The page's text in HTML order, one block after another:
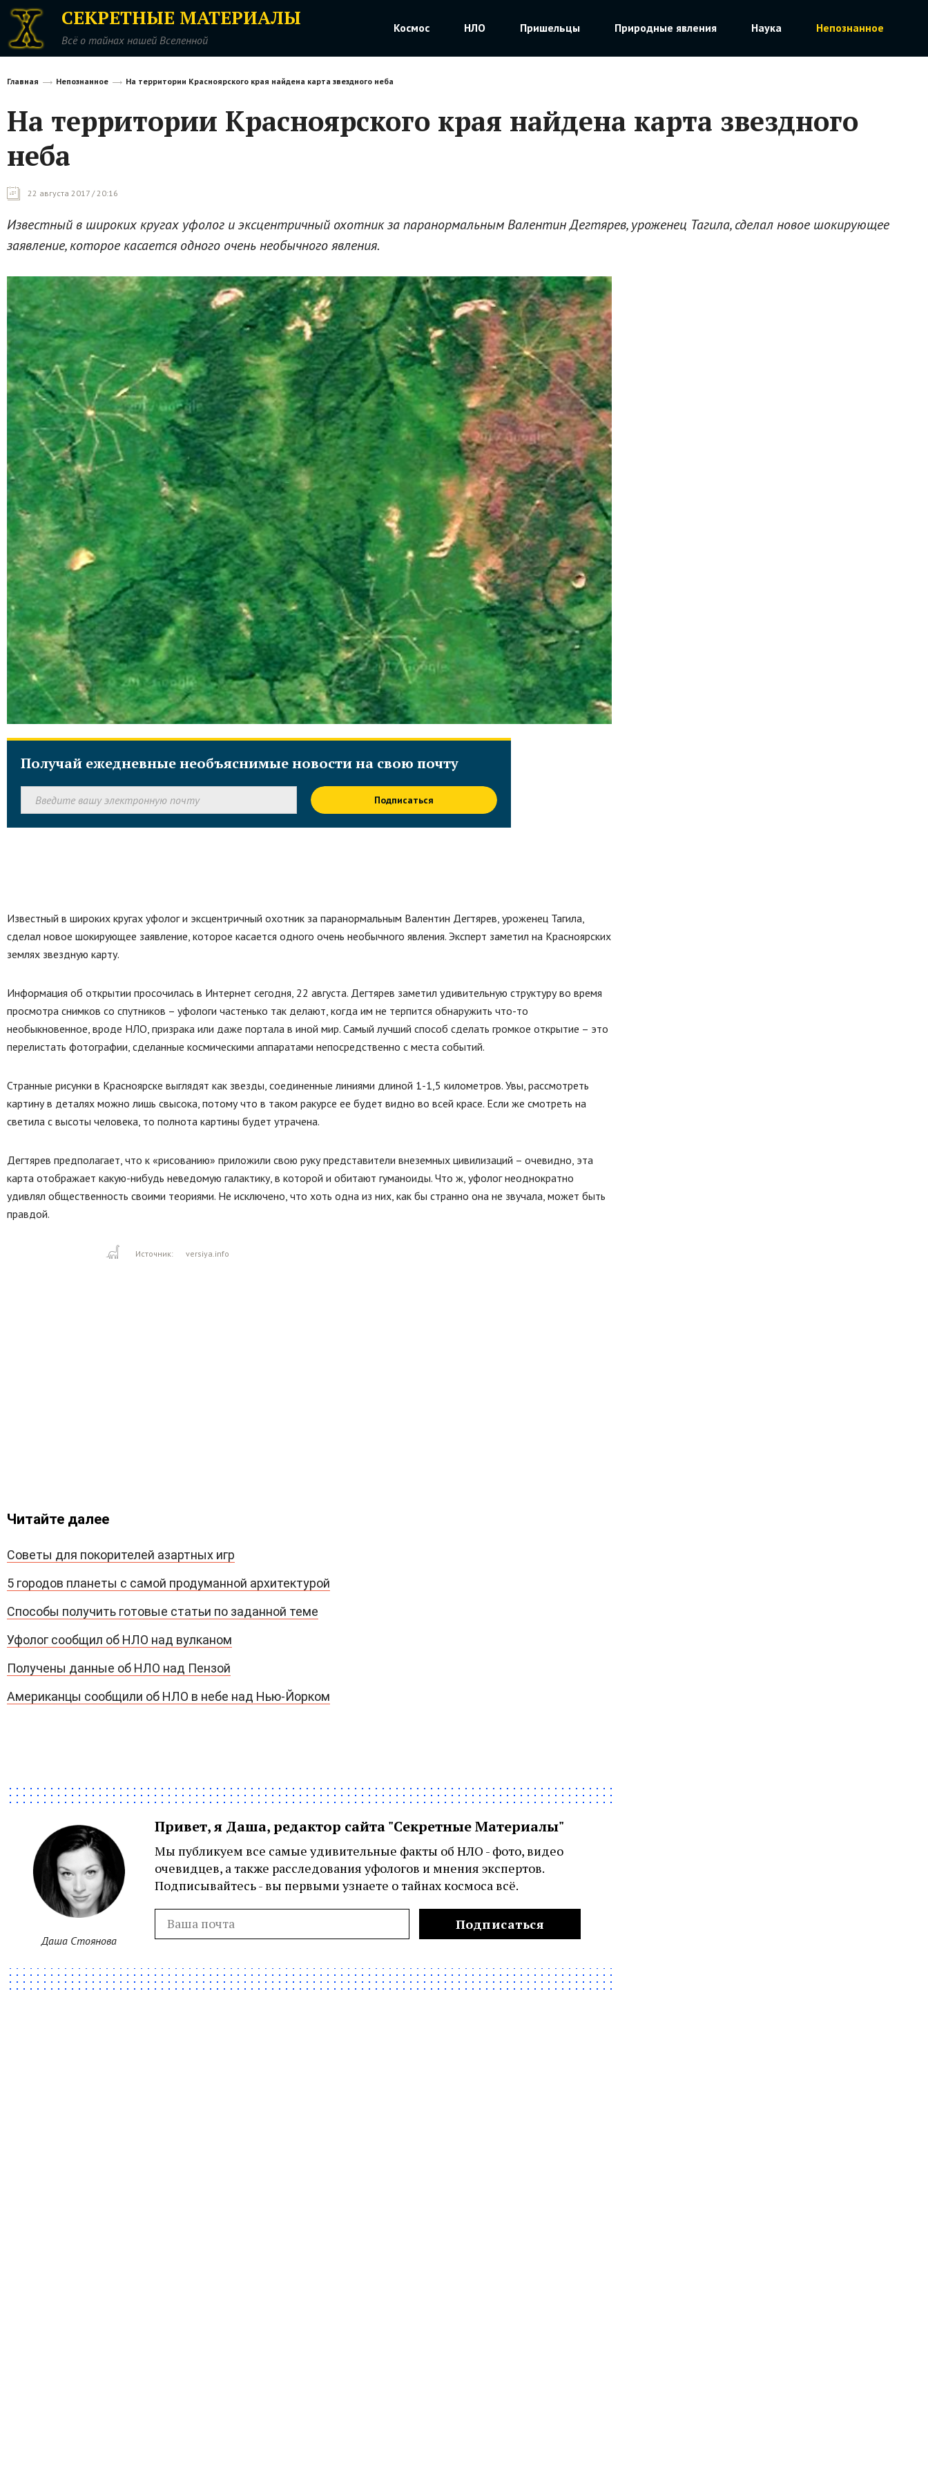
СЕКРЕТНЫЕ МАТЕРИАЛЫ
Всё о тайнах нашей Вселенной
Космос НЛО Пришельцы Природные явления Наука Непознанное
Главная Непознанное На территории Красноярского края найдена карта звездного неба
На территории Красноярского края найдена карта звездного
неба
22 августа 2017 / 20:16
Известный в широких кругах уфолог и эксцентричный охотник за паранормальным Валентин Дегтярев, уроженец Тагила, сделал новое шокирующее
заявление, которое касается одного очень необычного явления.
Получай ежедневные необъяснимые новости на свою почту
Подписаться
Известный в широких кругах уфолог и эксцентричный охотник за паранормальным Валентин Дегтярев, уроженец Тагила,
сделал новое шокирующее заявление, которое касается одного очень необычного явления. Эксперт заметил на Красноярских
землях звездную карту.
Информация об открытии просочилась в Интернет сегодня, 22 августа. Дегтярев заметил удивительную структуру во время
просмотра снимков со спутников – уфологи частенько так делают, когда им не терпится обнаружить что-то
необыкновенное, вроде НЛО, призрака или даже портала в иной мир. Самый лучший способ сделать громкое открытие – это
перелистать фотографии, сделанные космическими аппаратами непосредственно с места событий.
Странные рисунки в Красноярске выглядят как звезды, соединенные линиями длиной 1-1,5 километров. Увы, рассмотреть
картину в деталях можно лишь свысока, потому что в таком ракурсе ее будет видно во всей красе. Если же смотреть на
светила с высоты человека, то полнота картины будет утрачена.
Дегтярев предполагает, что к «рисованию» приложили свою руку представители внеземных цивилизаций – очевидно, эта
карта отображает какую-нибудь неведомую галактику, в которой и обитают гуманоиды. Что ж, уфолог неоднократно
удивлял общественность своими теориями. Не исключено, что хоть одна из них, как бы странно она не звучала, может быть
правдой.
Источник: versiya.info
Читайте далее
Советы для покорителей азартных игр
5 городов планеты с самой продуманной архитектурой
Способы получить готовые статьи по заданной теме
Уфолог сообщил об НЛО над вулканом
Получены данные об НЛО над Пензой
Американцы сообщили об НЛО в небе над Нью-Йорком
Даша Стоянова
Привет, я Даша, редактор сайта "Секретные Материалы"
Мы публикуем все самые удивительные факты об НЛО - фото, видео
очевидцев, а также расследования уфологов и мнения экспертов.
Подписывайтесь - вы первыми узнаете о тайнах космоса всё.
Подписаться